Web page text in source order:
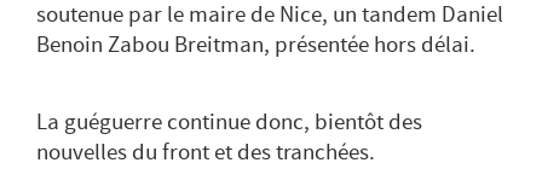
soutenue par le maire de Nice, un tandem Daniel
Benoin Zabou Breitman, présentée hors délai.
La guéguerre continue donc, bientôt des
nouvelles du front et des tranchées.